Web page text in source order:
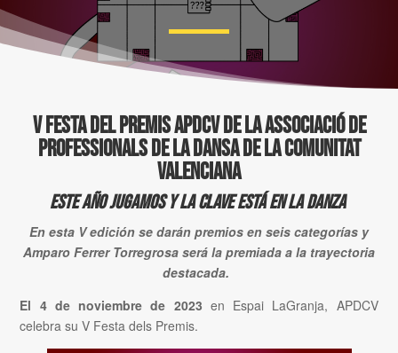
V FESTA DEL PREMIS APDCV de la Associació de
Professionals de la Dansa de la Comunitat
Valenciana
Este año jugamos y la clave está en la danza
En esta V edición se darán premios en seis categorías y
Amparo Ferrer Torregrosa será la premiada a la trayectoria
destacada.
El 4 de noviembre de 2023 en Espai LaGranja, APDCV
celebra su V Festa dels Premis.